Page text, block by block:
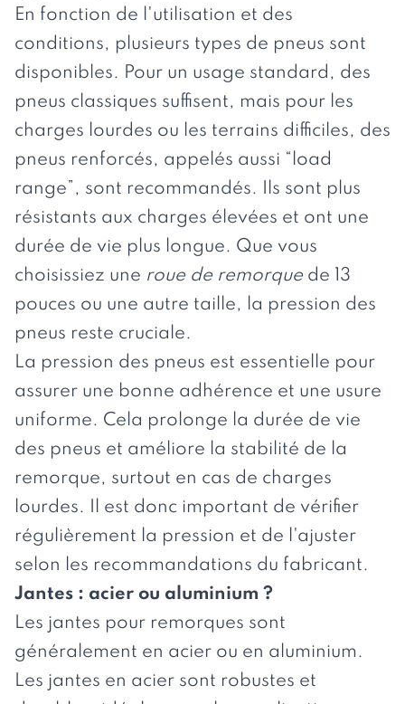
En fonction de l'utilisation et des
conditions, plusieurs types de pneus sont
disponibles. Pour un usage standard, des
pneus classiques suffisent, mais pour les
charges lourdes ou les terrains difficiles, des
pneus renforcés, appelés aussi “load
range”, sont recommandés. Ils sont plus
résistants aux charges élevées et ont une
durée de vie plus longue. Que vous
choisissiez une roue de remorquede 13
pouces ou une autre taille, la pression des
pneus reste cruciale.
La pression des pneus est essentielle pour
assurer une bonne adhérence et une usure
uniforme. Cela prolonge la durée de vie
des pneus et améliore la stabilité de la
remorque, surtout en cas de charges
lourdes. Il est donc important de vérifier
régulièrement la pression et de l'ajuster
selon les recommandations du fabricant.
Jantes : acier ou aluminium ?
Les jantes pour remorques sont
généralement en acier ou en aluminium.
Les jantes en acier sont robustes et